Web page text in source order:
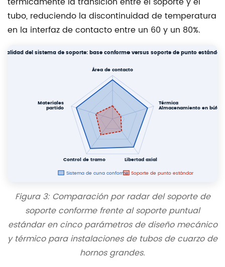
tubo, reduciendo la discontinuidad de temperatura
en la interfaz de contacto entre un 60 y un 80%.
Calidad del sistema de soporte: base conforme versus soporte de punto estándar
Área de contacto
Térmica
Almacenamiento en búfer
Libertad axial
Control de tramo
Materiales
partido
Sistema de cuna conforme Soporte de punto estándar
Figura 3: Comparación por radar del soporte de
soporte conforme frente al soporte puntual
estándar en cinco parámetros de diseño mecánico
y térmico para instalaciones de tubos de cuarzo de
hornos grandes.